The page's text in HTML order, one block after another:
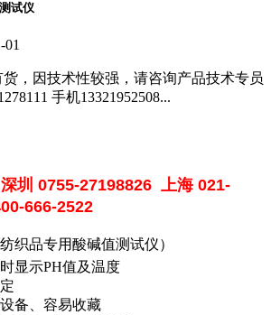
试仪
01
，因技术性较强，请咨询产品技术专员
手机13321952508...
圳 0755-27198826 上海021-
666-2522
织品专用酸碱值测试仪）
显示PH值及温度
备、容易收藏